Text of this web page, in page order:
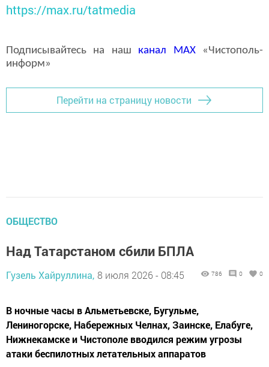
https://max.ru/tatmedia
Подписывайтесь на наш канал MAX«Чистополь-
информ»
Перейти на страницу новости
ОБЩЕСТВО
Над Татарстаном сбили БПЛА
Гузель Хайруллина, 8 июля 2026 - 08:45 786 0 0
В ночные часы в Альметьевске, Бугульме,
Лениногорске, Набережных Челнах, Заинске, Елабуге,
Нижнекамске и Чистополе вводился режим угрозы
атаки беспилотных летательных аппаратов